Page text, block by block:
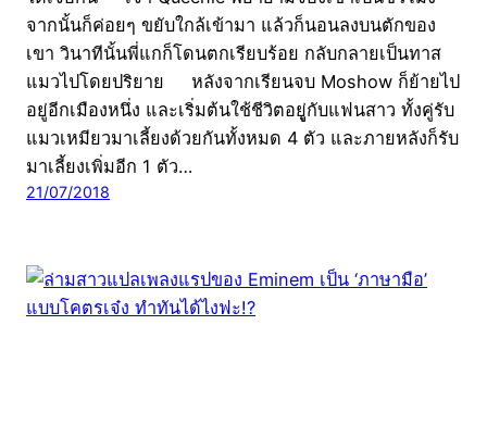
จากนั้นก็ค่อยๆ ขยับใกล้เข้ามา แล้วก็นอนลงบนตักของ
เขา วินาทีนั้นพี่แกก็โดนตกเรียบร้อย กลับกลายเป็นทาส
แมวไปโดยปริยาย หลังจากเรียนจบ Moshow ก็ย้ายไป
อยู่อีกเมืองหนึ่ง และเริ่มต้นใช้ชีวิตอยูู่กับแฟนสาว ทั้งคู่รับ
แมวเหมียวมาเลี้ยงด้วยกันทั้งหมด 4 ตัว และภายหลังก็รับ
มาเลี้ยงเพิ่มอีก 1 ตัว…
21/07/2018